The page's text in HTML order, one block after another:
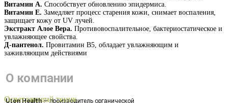
О компании
Uton Health— производитель органической
Витамин А. Способствует обновлению эпидермиса.
Витамин Е. Замедляет процесс старения кожи, снимает воспаления,
защищает кожу от UV лучей.
Экстракт Алое Вера. Противовоспалительное, бактериостатическое и
увлажняющее свойства.
Д-пантенол. Провитамин В5, обладает увлажняющим и
заживляющим действиями
Осветляющий тоник